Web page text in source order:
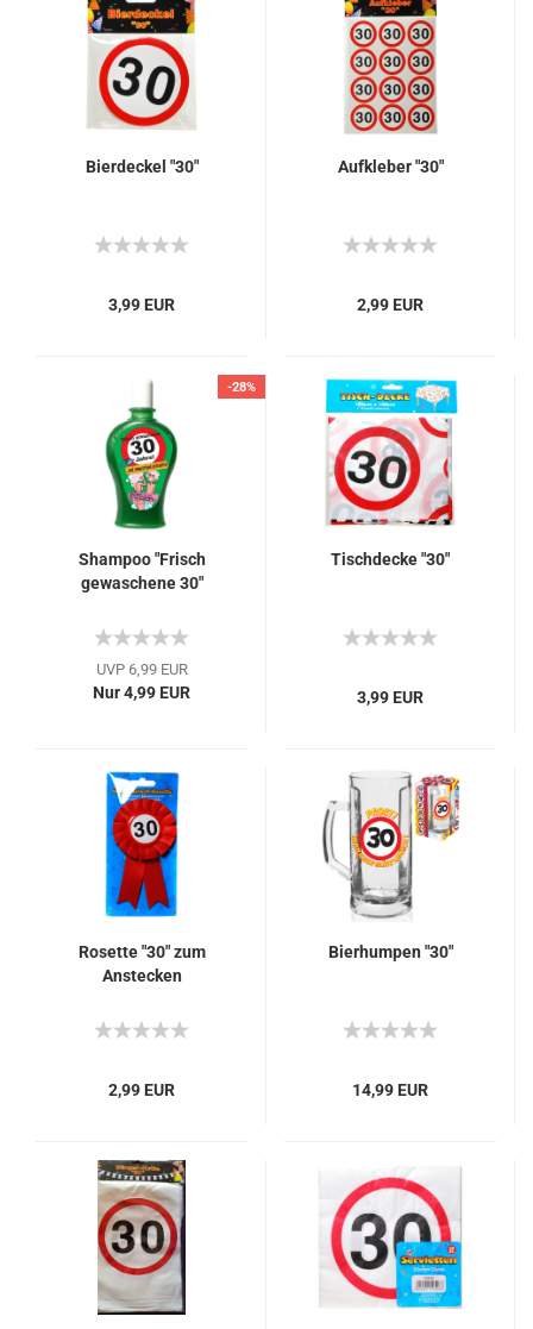
Bierdeckel "30"
3,99 EUR
Aufkleber "30"
2,99 EUR
-28%
Shampoo "Frisch
gewaschene 30"
UVP 6,99 EUR
Nur 4,99 EUR
Tischdecke "30"
3,99 EUR
Rosette "30" zum
Anstecken
2,99 EUR
Bierhumpen "30"
14,99 EUR